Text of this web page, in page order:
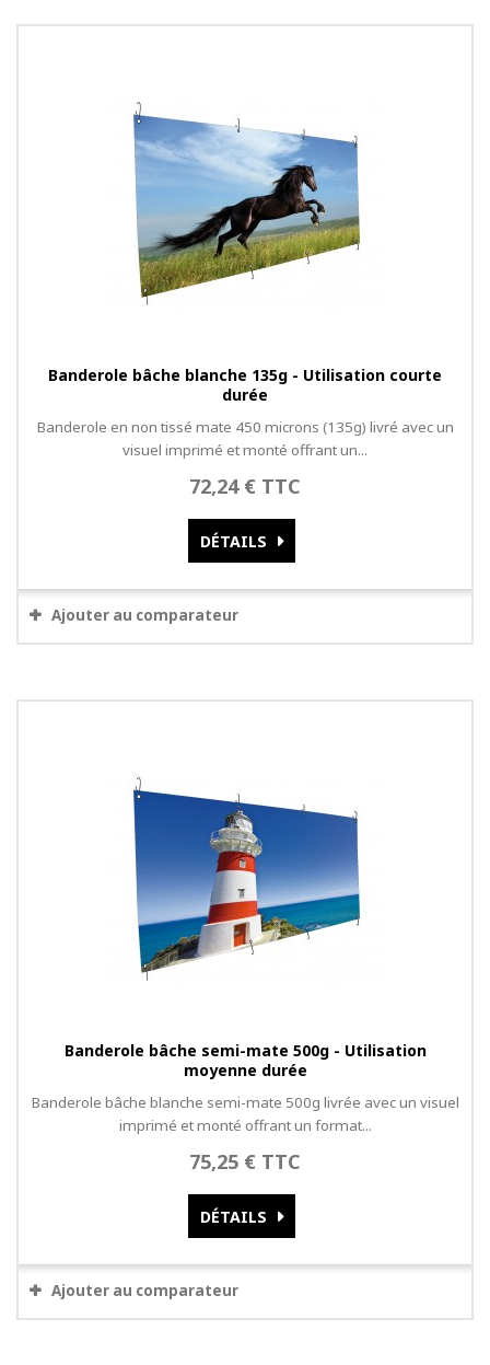
Banderole bâche blanche 135g - Utilisation courte
durée
Banderole en non tissé mate 450 microns (135g) livré avec un
visuel imprimé et monté offrant un...
72,24 € TTC
DÉTAILS
Ajouter au comparateur
Banderole bâche semi-mate 500g - Utilisation
moyenne durée
Banderole bâche blanche semi-mate 500g livrée avec un visuel
imprimé et monté offrant un format...
75,25 € TTC
DÉTAILS
Ajouter au comparateur